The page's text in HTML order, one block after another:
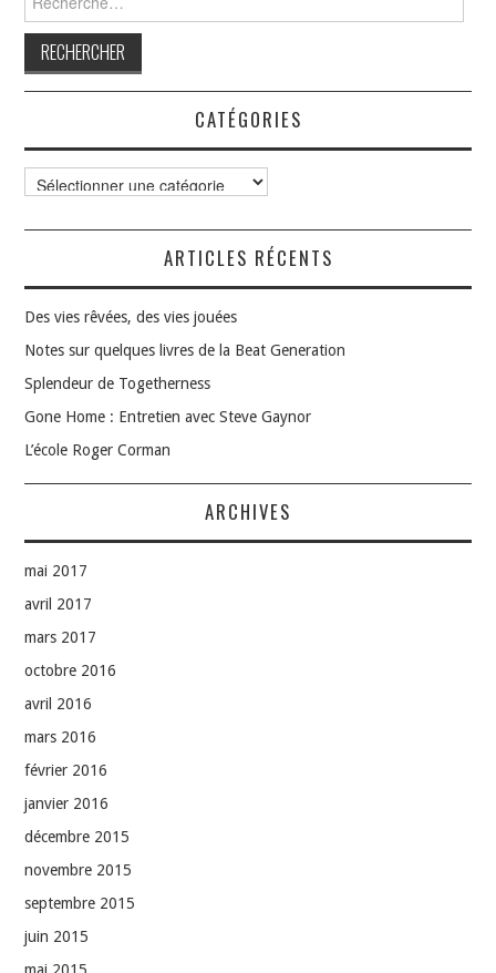
CATÉGORIES
Catégories
ARTICLES RÉCENTS
Des vies rêvées, des vies jouées
Notes sur quelques livres de la Beat Generation
Splendeur de Togetherness
Gone Home : Entretien avec Steve Gaynor
L’école Roger Corman
ARCHIVES
mai 2017
avril 2017
mars 2017
octobre 2016
avril 2016
mars 2016
février 2016
janvier 2016
décembre 2015
novembre 2015
septembre 2015
juin 2015